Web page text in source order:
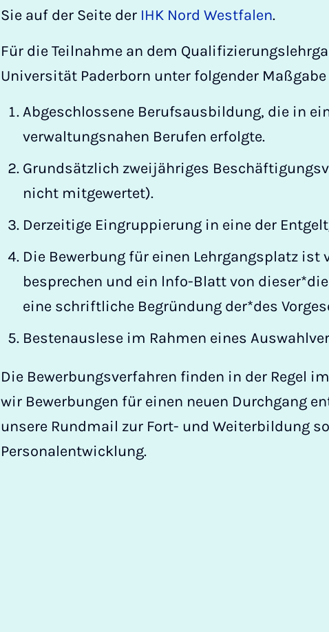
Sie auf der Seite der IHK Nord Westfalen.
Für die Teilnahme an dem
Universität Paderborn unter folgender Maßgabe
Abgeschlossene Berufsausbildung, die in
verwaltungsnahen Berufen erfolgte.
Grundsätzlich zweijähriges
nicht mitgewertet).
Derzeitige Eingruppierung in eine der
Die Bewerbung für einen Lehrgangsplatz ist
besprechen und ein lnfo-Blatt von
eine schriftliche Begründung der*des
Bestenauslese im Rahmen eines
Die Bewerbungsverfahren finden in der Regel
wir Bewerbungen für einen neuen Durchgang
unsere Rundmail zur Fort- und Weiterbildung
Personalentwicklung.